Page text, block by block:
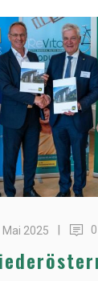
Mai 2025 |